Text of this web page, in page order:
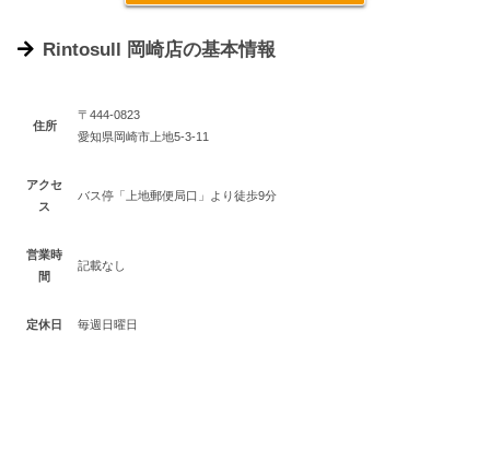
Rintosull 岡崎店の基本情報
住所
〒444-0823
愛知県岡崎市上地5-3-11
アクセ
ス
バス停「上地郵便局口」より徒歩9分
営業時
間
記載なし
定休日 毎週日曜日